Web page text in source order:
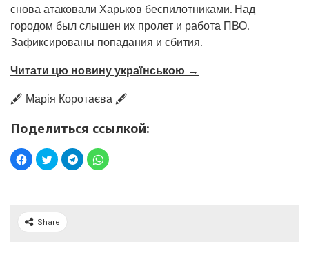
снова атаковали Харьков беспилотниками. Над
городом был слышен их пролет и работа ПВО.
Зафиксированы попадания и сбития.
Читати цю новину українською →
🖋️ Марія Коротаєва 🖋️
Поделиться ссылкой:
Share